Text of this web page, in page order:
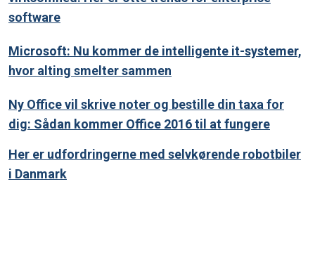
software
Microsoft: Nu kommer de intelligente it-systemer,
hvor alting smelter sammen
Ny Office vil skrive noter og bestille din taxa for
dig: Sådan kommer Office 2016 til at fungere
Her er udfordringerne med selvkørende robotbiler
i Danmark